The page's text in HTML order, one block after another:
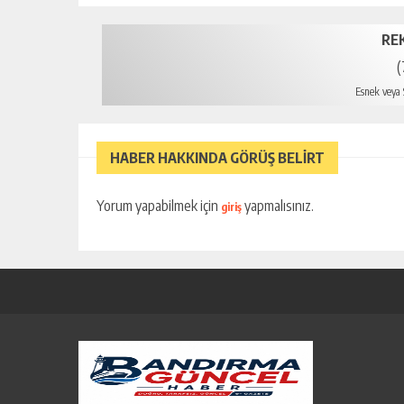
Esnek
HABER HAKKINDA GÖRÜŞ BELİRT
Yorum yapabilmek için giriş yapmalısınız.